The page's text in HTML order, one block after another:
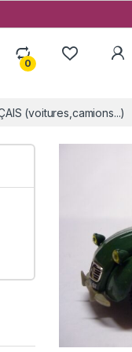
0
(voitures,camions...)